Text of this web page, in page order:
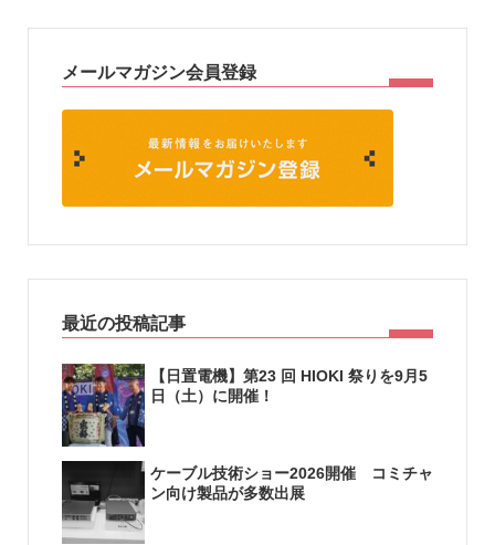
メールマガジン会員登録
最近の投稿記事
【日置電機】第23 回 HIOKI 祭りを9月5
日（土）に開催！
ケーブル技術ショー2026開催 コミチャ
ン向け製品が多数出展